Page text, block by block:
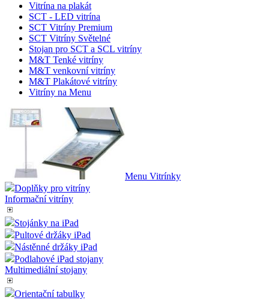
Vitrína na plakát
SCT - LED vitrína
SCT Vitríny Premium
SCT Vitríny Světelné
Stojan pro SCT a SCL vitríny
M&T Tenké vitríny
M&T venkovní vitríny
M&T Plakátové vitríny
Vitríny na Menu
Menu Vitrínky
Doplňky pro vitríny
Informační vitríny
Stojánky na iPad
Pultové držáky iPad
Nástěnné držáky iPad
Podlahové iPad stojany
Multimediální stojany
Orientační tabulky